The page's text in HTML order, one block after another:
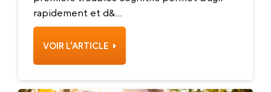
rapidement et d&...
VOIR L’ARTICLE